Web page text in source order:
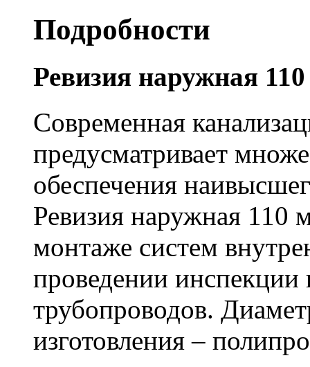
Подробности
Ревизия наружная
Современная
предусматривает
обеспечения
Ревизия наружная 110
монтаже систем
проведении инспекции
трубопроводов.
изготовления –